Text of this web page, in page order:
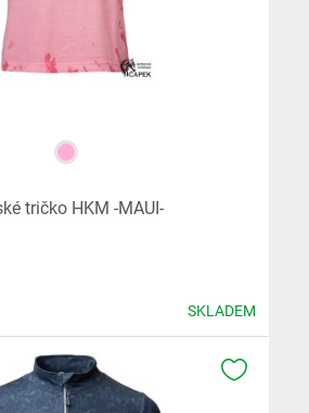
tričko HKM -MAUI-
SKLADEM